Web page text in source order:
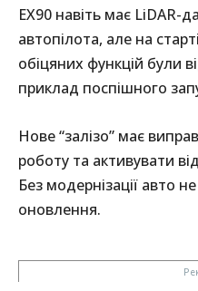
EX90 навіть має LiDAR-
автопілота, але на
обіцяних функцій були
приклад поспішного
Нове “залізо” має
роботу та активувати
Без модернізації авто
оновлення.